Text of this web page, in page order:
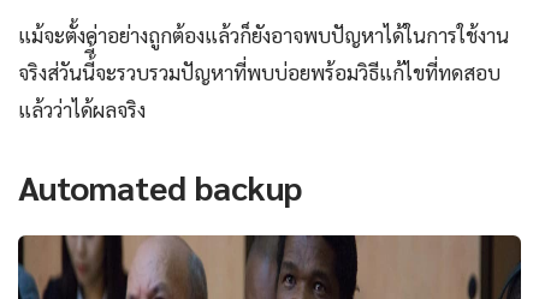
แม้จะตั้งค่าอย่างถูกต้องแล้วก็ยังอาจพบปัญหาได้ในการใช้งาน
จริงส่วันนี้ี้จะรวบรวมปัญหาที่พบบ่อยพร้อมวิธีแก้ไขที่ทดสอบ
แล้วว่าได้ผลจริง
Automated backup